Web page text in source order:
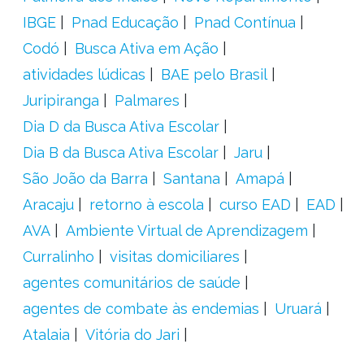
IBGE
Pnad Educação
Pnad Contínua
Codó
Busca Ativa em Ação
atividades lúdicas
BAE pelo Brasil
Juripiranga
Palmares
Dia D da Busca Ativa Escolar
Dia B da Busca Ativa Escolar
Jaru
São João da Barra
Santana
Amapá
Aracaju
retorno à escola curso EAD
EAD
AVA
Ambiente Virtual de Aprendizagem
Curralinho
visitas domiciliares
agentes comunitários de saúde
agentes de combate às endemias
Uruará
Atalaia
Vitória do Jari